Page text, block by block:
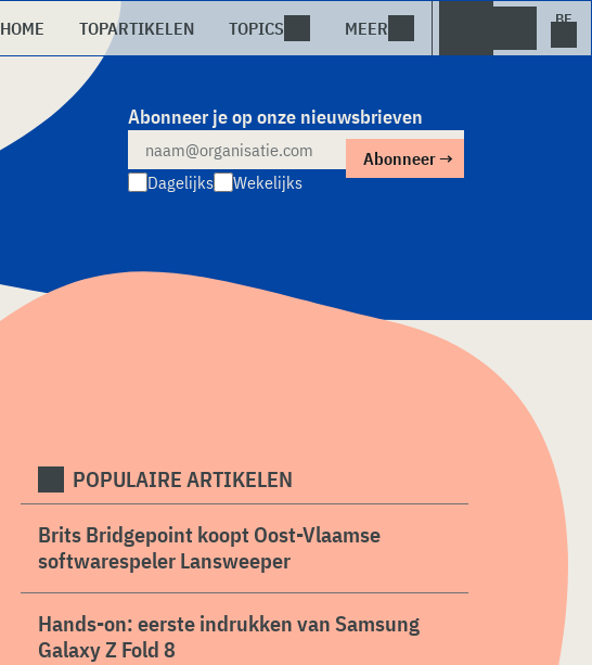
HOME TOPARTIKELEN TOPICS MEER
Abonneer je op onze nieuwsbrieven
Dagelijks Wekelijks
POPULAIRE ARTIKELEN
Brits Bridgepoint koopt Oost-Vlaamse
softwarespeler Lansweeper
Hands-on: eerste indrukken van Samsung
Galaxy Z Fold 8